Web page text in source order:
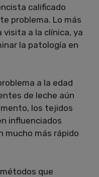
calificado
problema. Lo más
a la clínica, ya
la patología en
a la edad
de leche aún
los tejidos
influenciados
mucho más rápido
que